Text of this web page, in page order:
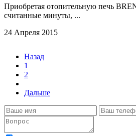
Приобретая отопительную печь
считанные минуты, ...
24 Апреля 2015
Назад
1
2
Дальше